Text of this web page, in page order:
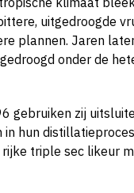
uitgedroogde
plannen. Jaren
onder de
gebruiken zij
hun
triple sec likeur